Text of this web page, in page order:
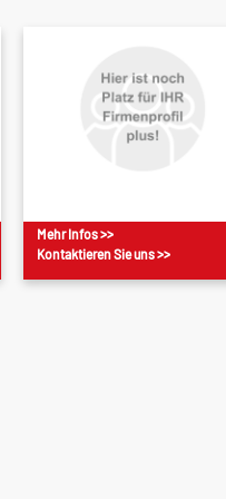
Mehr Infos >>
Kontaktieren Sie uns >>